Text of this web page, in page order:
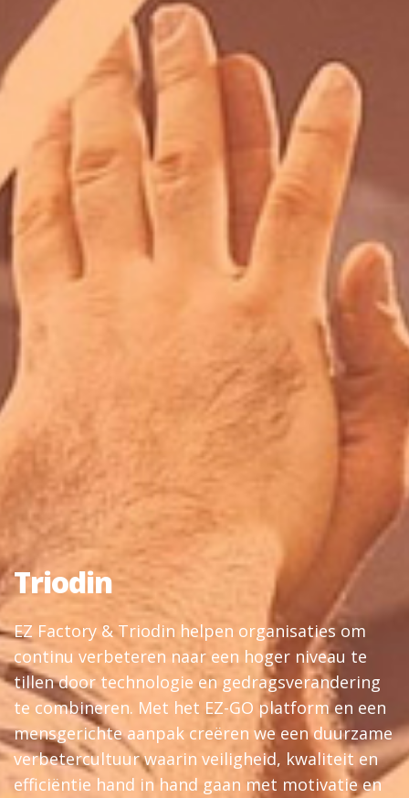
Triodin
EZ Factory & Triodin helpen organisaties om
continu verbeteren naar een hoger niveau te
tillen door technologie en gedragsverandering
te combineren. Met het EZ-GO platform en een
mensgerichte aanpak creëren we een duurzame
verbetercultuur waarin veiligheid, kwaliteit en
efficiëntie hand in hand gaan met motivatie en